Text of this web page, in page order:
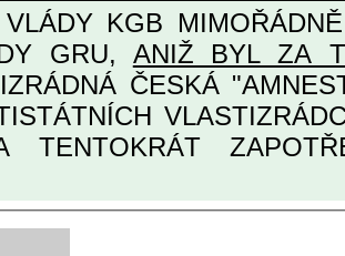
GRU, ANIŽ BYL ZA